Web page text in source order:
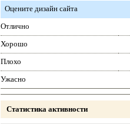
Оцените дизайн сайта
Отлично
Хорошо
Плохо
Ужасно
Статистика активности